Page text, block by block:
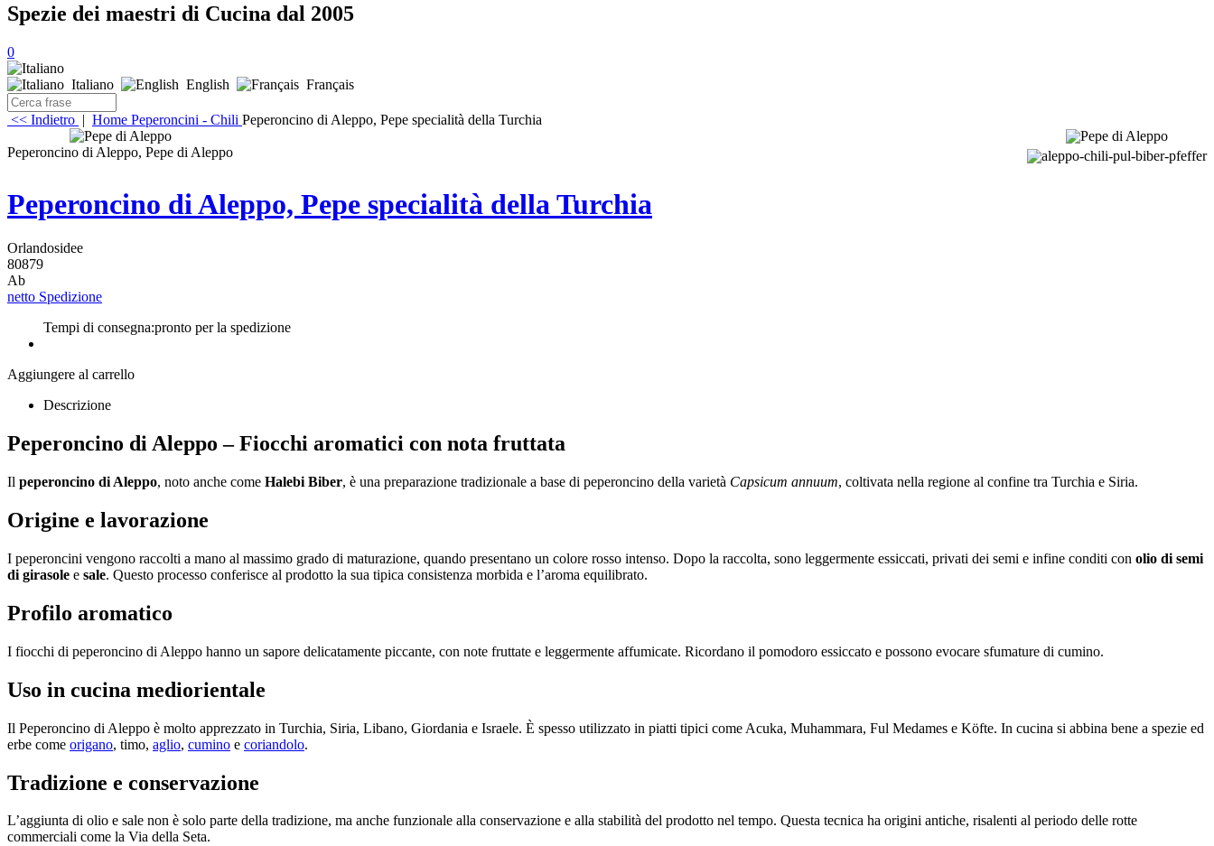
Spezie dei maestri di Cucina dal 2005
0
Italiano English Français
<< Indietro | Home Peperoncini - Chili Peperoncino di Aleppo, Pepe specialità della Turchia
Peperoncino di Aleppo, Pepe di Aleppo
Peperoncino di Aleppo, Pepe specialità della Turchia
Orlandosidee
80879
Ab
netto Spedizione
Tempi di consegna:pronto per la spedizione
Aggiungere al carrello
Descrizione
Peperoncino di Aleppo – Fiocchi aromatici con nota fruttata
Il peperoncino di Aleppo, noto anche come Halebi Biber, è una preparazione tradizionale a base di peperoncino della varietà Capsicum annuum, coltivata nella regione al confine tra Turchia e Siria.
Origine e lavorazione
I peperoncini vengono raccolti a mano al massimo grado di maturazione, quando presentano un colore rosso intenso. Dopo la raccolta, sono leggermente essiccati, privati dei semi e infine conditi con olio di semi
di girasole e sale. Questo processo conferisce al prodotto la sua tipica consistenza morbida e l’aroma equilibrato.
Profilo aromatico
I fiocchi di peperoncino di Aleppo hanno un sapore delicatamente piccante, con note fruttate e leggermente affumicate. Ricordano il pomodoro essiccato e possono evocare sfumature di cumino.
Uso in cucina mediorientale
Il Peperoncino di Aleppo è molto apprezzato in Turchia, Siria, Libano, Giordania e Israele. È spesso utilizzato in piatti tipici come Acuka, Muhammara, Ful Medames e Köfte. In cucina si abbina bene a spezie ed
erbe come origano, timo, aglio, cumino e coriandolo.
Tradizione e conservazione
L’aggiunta di olio e sale non è solo parte della tradizione, ma anche funzionale alla conservazione e alla stabilità del prodotto nel tempo. Questa tecnica ha origini antiche, risalenti al periodo delle rotte
commerciali come la Via della Seta.